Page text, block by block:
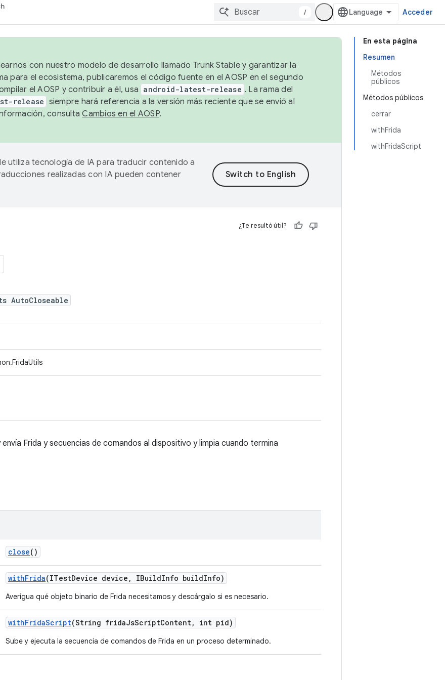
/ Acceder
En esta página
Resumen
Métodos
públicos
Métodos públicos
cerrar
withFrida
withFridaScript
con nuestro modelo de desarrollo llamado Trunk Stable y garantizar la
para el ecosistema, publicaremos el código fuente en el AOSP en el segundo
el AOSP y contribuir a él, usa android-latest-release . La rama del
release siempre hará referencia a la versión más reciente que se envió al
consultaCambios en el AOSP.
utiliza tecnología de IA para traducir contenido a
realizadas con IA pueden contener
¿Te resultó útil?
AutoCloseable
Frida y secuencias de comandos al dispositivo y limpia cuando termina
close()
withFrida(ITestDevice device , IBuildInfo buildInfo)
Averigua qué objeto binario de Frida necesitamos y descárgalo si es necesario.
withFridaScript(String fridaJsScriptContent, int pid)
Sube y ejecuta la secuencia de comandos de Frida en un proceso determinado.